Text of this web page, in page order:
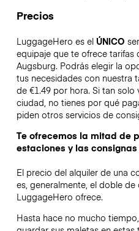
Precios
LuggageHero es el ÚNICO
equipaje que te ofrece tarifas
Augsburg. Podrás elegir la
tus necesidades con nuestra
de €1.49 por hora. Si tan solo
ciudad, no tienes por qué
piden otros servicios de
Te ofrecemos la mitad de
estaciones y las
El precio del alquiler de una
es, generalmente, el doble
LuggageHero ofrece.
Hasta hace no mucho